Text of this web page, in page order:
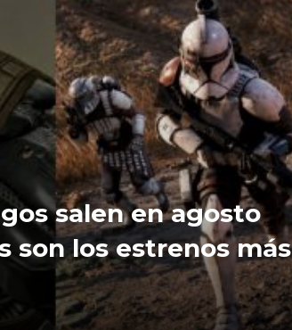
salen en agosto
son los estrenos más